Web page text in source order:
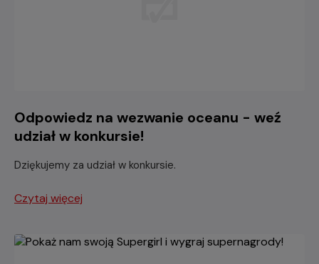
Odpowiedz na wezwanie oceanu - weź
udział w konkursie!
Dziękujemy za udział w konkursie.
Czytaj więcej